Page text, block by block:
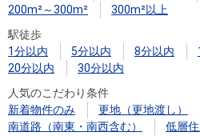
200m²～300m²
300m²以上
駅徒歩
1分以内
5分以内 8分以内
20分以内
30分以内
人気のこだわり条件
新着物件のみ
更地（更地渡し）
南道路（南東・南西含む）
低層